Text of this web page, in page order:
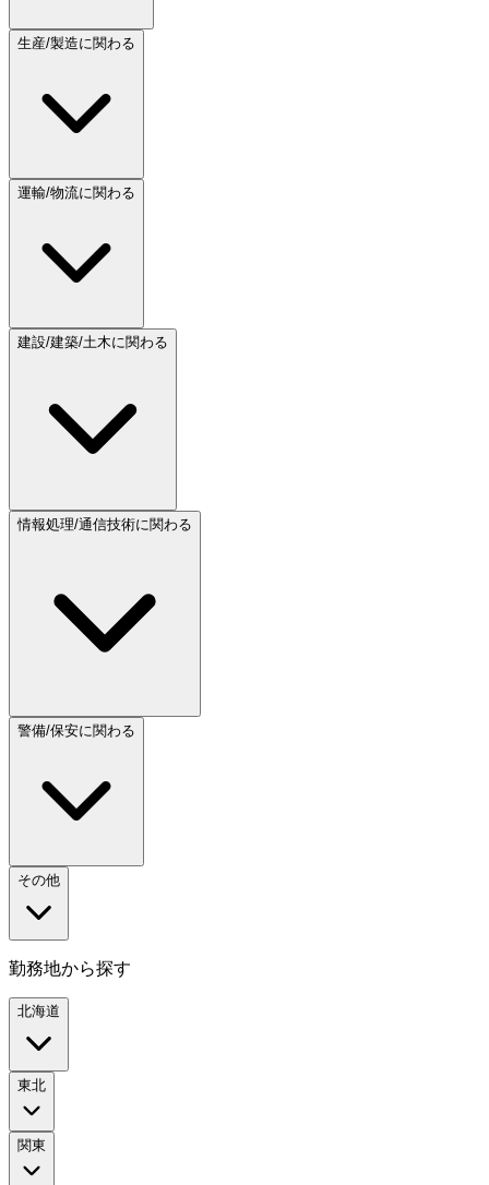
生産/製造に関わる
運輸/物流に関わる
建設/建築/土木に関わる
情報処理/通信技術に関わる
警備/保安に関わる
その他
勤務地から探す
北海道
東北
関東